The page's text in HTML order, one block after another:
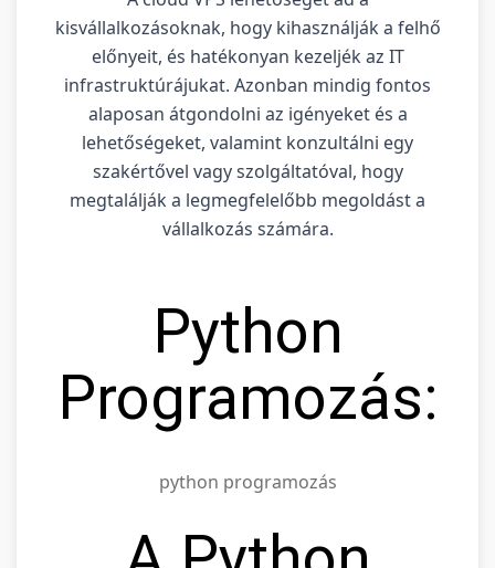
kisvállalkozásoknak, hogy kihasználják a felhő
előnyeit, és hatékonyan kezeljék az IT
infrastruktúrájukat. Azonban mindig fontos
alaposan átgondolni az igényeket és a
lehetőségeket, valamint konzultálni egy
szakértővel vagy szolgáltatóval, hogy
megtalálják a legmegfelelőbb megoldást a
vállalkozás számára.
Python
Programozás:
python programozás